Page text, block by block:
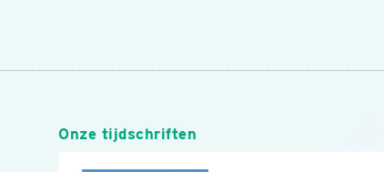
Onze tijdschriften